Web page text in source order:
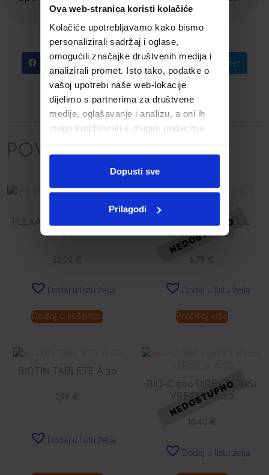
Ova web-stranica koristi kolačiće
Kolačiće upotrebljavamo kako bismo
personalizirali sadržaj i oglase,
omogućili značajke društvenih medija i
analizirali promet. Isto tako, podatke o
vašoj upotrebi naše web-lokacije
dijelimo s partnerima za društvene
medije, oglašavanje i analizu, a oni ih
mogu kombinirati s drugim podacima
ste upotrebljavali njihove usluge.
Dopusti sve
Prilagodi
Facebook Telegram Twitter
WhatsApp Email
POVEZANI PROIZVODI
FLEXAKTIV 9 TABLETE Á
60
22,00 €
Dodaj u listu želja
Dodaj u košaricu
CENTRAVIT ŠUMEĆE
TABLETE Á 20
6,79 €
Dodaj u listu želja
Pročitaj više
BIOTIN TABLETE Á 30
7,99 €
Dodaj u listu želja
BIO-C 500 DIREKT (PHS)
VREĆICA Á 20
10,43 €
Dodaj u listu želja